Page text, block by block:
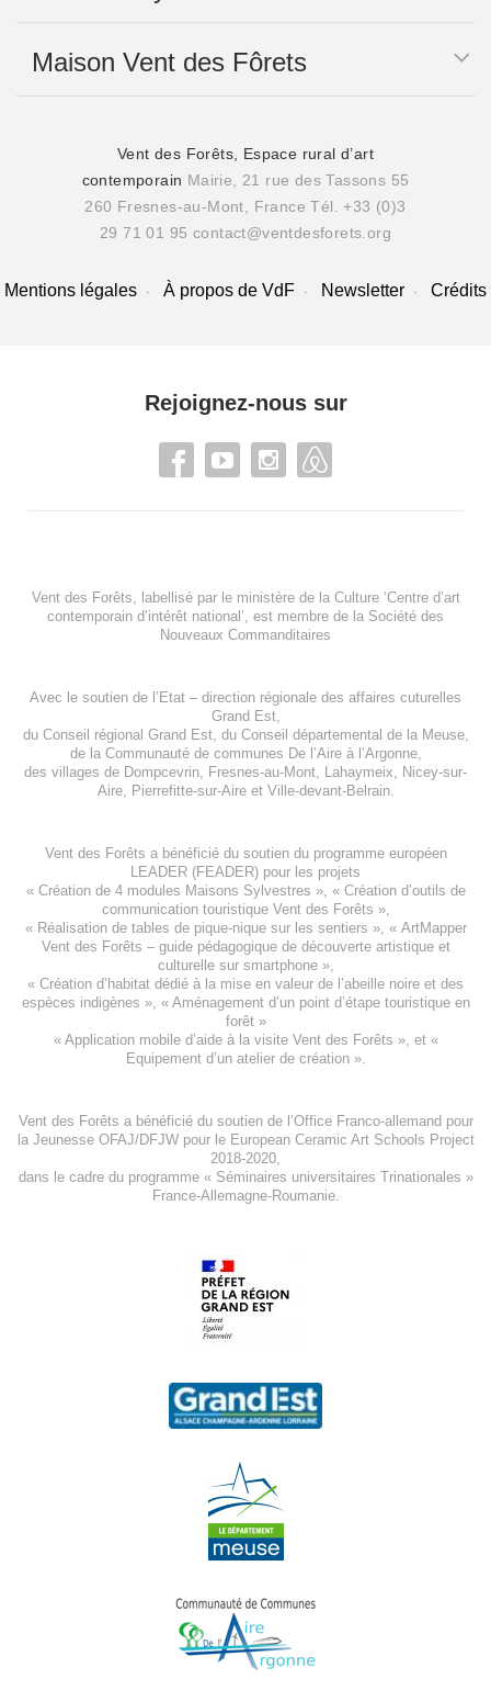
Maison Vent des Fôrets
Vent des Forêts, Espace rural d’art
contemporain Mairie, 21 rue des Tassons 55
260 Fresnes-au-Mont, France Tél. +33 (0)3
29 71 01 95 contact@ventdesforets.org
Mentions légales À propos de VdF Newsletter Crédits
Rejoignez-nous sur
Vent des Forêts, labellisé par le ministère de la Culture ‘Centre d’art
contemporain d’intérêt national’, est membre de la Société des
Nouveaux Commanditaires
Avec le soutien de l’ Etat – direction régionale des affaires cuturelles
Grand Est,
du Conseil régional Grand Est, du Conseil départemental de la Meuse,
de la Communauté de communes De l’Aire à l’Argonne,
des villages de Dompcevrin, Fresnes-au-Mont, Lahaymeix, Nicey-sur-
Aire, Pierrefitte-sur-Aireet Ville-devant-Belrain.
Vent des Forêts a bénéficié du soutien du programme européen
LEADER (FEADER) pour les projets
« Création de 4 modules Maisons Sylvestres », « Création d’outils de
communication touristique Vent des Forêts »,
« Réalisation de tables de pique-nique sur les sentiers », « ArtMapper
Vent des Forêts – guide pédagogique de découverte artistique et
culturelle sur smartphone »,
« Création d’habitat dédié à la mise en valeur de l’abeille noire et des
espèces indigènes », « Aménagement d’un point d’étape touristique en
forêt»
« Application mobile d’aide à la visite Vent des Forêts », et «
Equipement d’un atelier de création».
Vent des Forêts a bénéficié du soutien de l’Office Franco-allemand pour
la Jeunesse OFAJ/DFJWpour leEuropean Ceramic Art Schools Project
2018-2020,
dans le cadre du programme « Séminaires universitaires Trinationales »
France-Allemagne-Roumanie.